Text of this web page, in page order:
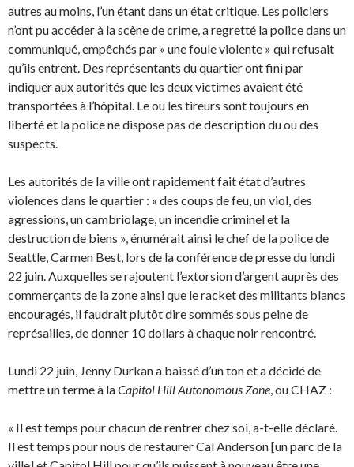
autres au moins, l’un étant dans un état critique. Les policiers
n’ont pu accéder à la scène de crime, a regretté la police dans un
communiqué, empêchés par « une foule violente » qui refusait
qu’ils entrent. Des représentants du quartier ont fini par
indiquer aux autorités que les deux victimes avaient été
transportées à l’hôpital. Le ou les tireurs sont toujours en
liberté et la police ne dispose pas de description du ou des
suspects.
Les autorités de la ville ont rapidement fait état d’autres
violences dans le quartier : « des coups de feu, un viol, des
agressions, un cambriolage, un incendie criminel et la
destruction de biens », énumérait ainsi le chef de la police de
Seattle, Carmen Best, lors de la conférence de presse du lundi
22 juin. Auxquelles se rajoutent l’extorsion d’argent auprès des
commerçants de la zone ainsi que le racket des militants blancs
encouragés, il faudrait plutôt dire sommés sous peine de
représailles, de donner 10 dollars à chaque noir rencontré.
Lundi 22 juin, Jenny Durkan a baissé d’un ton et a décidé de
mettre un terme à laCapitol Hill Autonomous Zone, ou CHAZ :
« Il est temps pour chacun de rentrer chez soi, a-t-elle déclaré.
Il est temps pour nous de restaurer Cal Anderson [un parc de la